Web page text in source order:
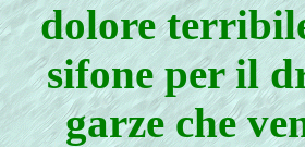
dolore
sifone per il
garze che